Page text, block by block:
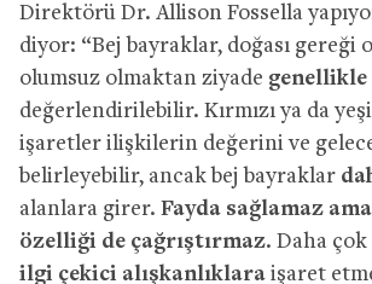
Direktörü Dr. Allison Fossella
diyor: “Bej bayraklar, doğası gereği
olumsuz olmaktan ziyade genellikle
değerlendirilebilir. Kırmızı ya da
işaretler ilişkilerin değerini ve
belirleyebilir, ancak bej bayraklar
alanlara girer. Fayda sağlamaz
özelliği de çağrıştırmaz. Daha çok
ilgi çekici alışkanlıklara işaret